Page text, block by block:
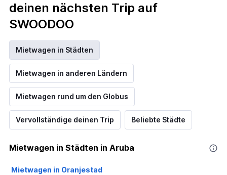
deinen nächsten Trip auf
SWOODOO
Mietwagen in Städten
Mietwagen in anderen Ländern
Mietwagen rund um den Globus
Vervollständige deinen Trip Beliebte Städte
Mietwagen in Städten in Aruba
Mietwagen in Oranjestad